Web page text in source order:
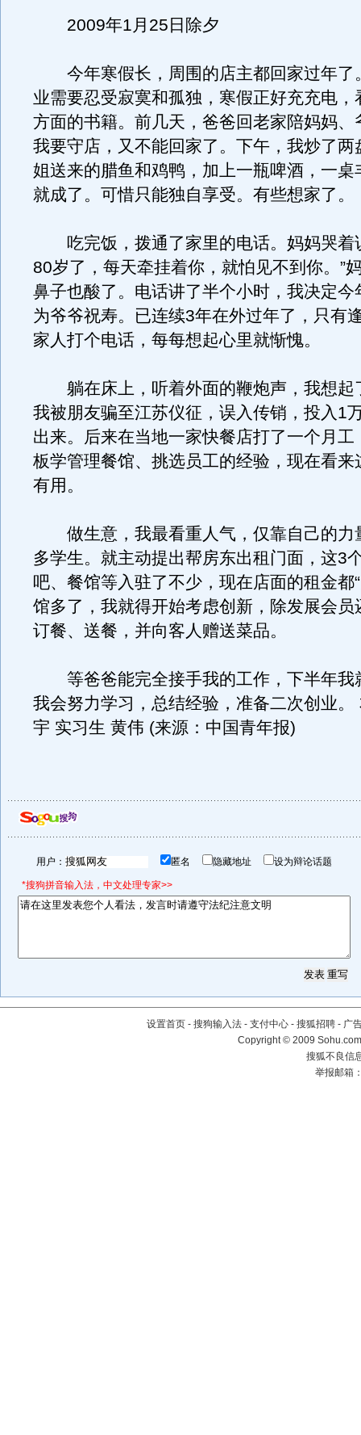
2009年1月25日除夕
今年寒假长，周围的店主都回家过年了
业需要忍受寂寞和孤独，寒假正好充充电，
方面的书籍。前几天，爸爸回老家陪妈妈、
我要守店，又不能回家了。下午，我炒了两
姐送来的腊鱼和鸡鸭，加上一瓶啤酒，一桌
就成了。可惜只能独自享受。有些想家了。
吃完饭，拨通了家里的电话。妈妈哭着
80岁了，每天牵挂着你，就怕见不到你。”
鼻子也酸了。电话讲了半个小时，我决定今
为爷爷祝寿。已连续3年在外过年了，只有
家人打个电话，每每想起心里就惭愧。
躺在床上，听着外面的鞭炮声，我想起
我被朋友骗至江苏仪征，误入传销，投入1
出来。后来在当地一家快餐店打了一个月工
板学管理餐馆、挑选员工的经验，现在看来
有用。
做生意，我最看重人气，仅靠自己的力
多学生。就主动提出帮房东出租门面，这3
吧、餐馆等入驻了不少，现在店面的租金都
馆多了，我就得开始考虑创新，除发展会员
订餐、送餐，并向客人赠送菜品。
等爸爸能完全接手我的工作，下半年我
我会努力学习，总结经验，准备二次创业。
宇 实习生 黄伟 (来源：中国青年报)
用户： 匿名 隐藏地址 设为辩论话题
*搜狗拼音输入法，中文处理专家>>
设置首页 - 搜狗输入法 - 支付中心 - 搜狐招聘 - 广
Copyright © 2009
搜狐不良信
举报邮箱